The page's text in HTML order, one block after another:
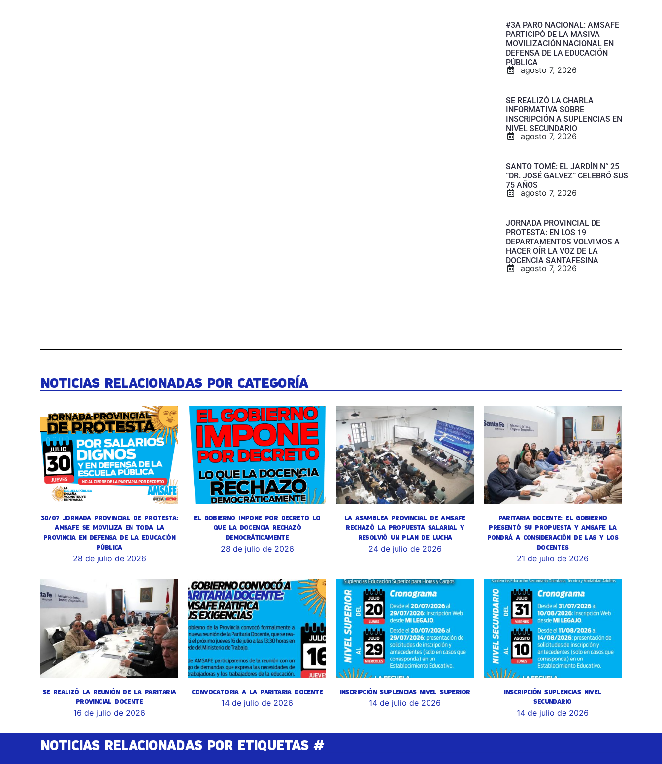
#3A PARO NACIONAL: AMSAFE
PARTICIPÓ DE LA MASIVA
MOVILIZACIÓN NACIONAL EN
DEFENSA DE LA EDUCACIÓN
PÚBLICA
agosto 7, 2026
SE REALIZÓ LA CHARLA
INFORMATIVA SOBRE
INSCRIPCIÓN A SUPLENCIAS EN
NIVEL SECUNDARIO
agosto 7, 2026
SANTO TOMÉ: EL JARDÍN N° 25
“DR. JOSÉ GALVEZ” CELEBRÓ SUS
75 AÑOS
agosto 7, 2026
JORNADA PROVINCIAL DE
PROTESTA: EN LOS 19
DEPARTAMENTOS VOLVIMOS A
HACER OÍR LA VOZ DE LA
DOCENCIA SANTAFESINA
agosto 7, 2026
NOTICIAS RELACIONADAS POR CATEGORÍA
30/07 JORNADA PROVINCIAL DE PROTESTA:
AMSAFE SE MOVILIZA EN TODA LA
PROVINCIA EN DEFENSA DE LA EDUCACIÓN
PÚBLICA
28 de julio de 2026
EL GOBIERNO IMPONE POR DECRETO LO
QUE LA DOCENCIA RECHAZÓ
DEMOCRÁTICAMENTE
28 de julio de 2026
LA ASAMBLEA PROVINCIAL DE AMSAFE
RECHAZÓ LA PROPUESTA SALARIAL Y
RESOLVIÓ UN PLAN DE LUCHA
24 de julio de 2026
PARITARIA DOCENTE: EL GOBIERNO
PRESENTÓ SU PROPUESTA Y AMSAFE LA
PONDRÁ A CONSIDERACIÓN DE LAS Y LOS
DOCENTES
21 de julio de 2026
SE REALIZÓ LA REUNIÓN DE LA PARITARIA
PROVINCIAL DOCENTE
16 de julio de 2026
CONVOCATORIA A LA PARITARIA DOCENTE
14 de julio de 2026
INSCRIPCIÓN SUPLENCIAS NIVEL SUPERIOR
14 de julio de 2026
INSCRIPCIÓN SUPLENCIAS NIVEL
SECUNDARIO
14 de julio de 2026
NOTICIAS RELACIONADAS POR ETIQUETAS #